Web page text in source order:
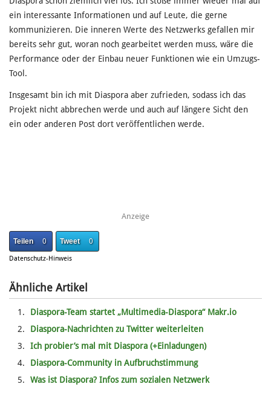
ein interessante Informationen und auf Leute, die gerne
kommunizieren. Die inneren Werte des Netzwerks gefallen mir
bereits sehr gut, woran noch gearbeitet werden muss, wäre die
Performance oder der Einbau neuer Funktionen wie ein Umzugs-
Tool.
Insgesamt bin ich mit Diaspora aber zufrieden, sodass ich das
Projekt nicht abbrechen werde und auch auf längere Sicht den
ein oder anderen Post dort veröffentlichen werde.
Anzeige
0
Teilen 0
Tweet
Datenschutz-Hinweis
Ähnliche Artikel
Diaspora-Team startet „Multimedia-Diaspora“ Makr.io
Diaspora-Nachrichten zu Twitter weiterleiten
Ich probier’s mal mit Diaspora (+Einladungen)
Diaspora-Community in Aufbruchstimmung
Was ist Diaspora? Infos zum sozialen Netzwerk